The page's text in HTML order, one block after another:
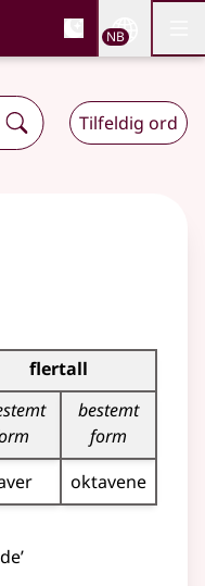
og
NB
Tilfeldig ord
flertall
bestemt
form
oktavene